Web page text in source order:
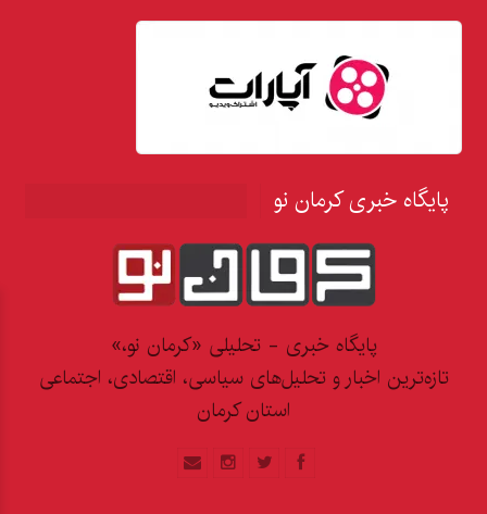
پایگاه خبری کرمان نو
پایگاه خبری - تحلیلی «کرمان نو،»
تازه‌ترین اخبار و تحلیل‌های سیاسی، اقتصادی، اجتماعی
استان کرمان